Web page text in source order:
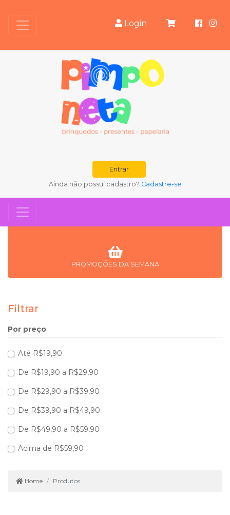
Login
Entrar
Ainda não possui cadastro? Cadastre-se
PROMOÇÕES DA SEMANA
Filtrar
Por preço
Até R$19,90
De R$19,90 a R$29,90
De R$29,90 a R$39,90
De R$39,90 a R$49,90
De R$49,90 a R$59,90
Acima de R$59,90
Home Produtos